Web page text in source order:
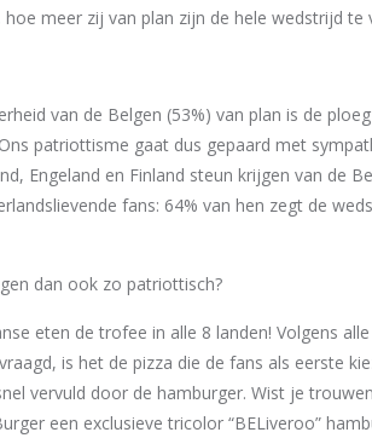
meer zij van plan zijn de hele wedstrijd te
van de Belgen (53%) van plan is de
patriottisme gaat dus gepaard met
Engeland en Finland steun krijgen van de
fans: 64% van hen zegt de
dan ook zo patriottisch?
eten de trofee in alle 8 landen! Volgens
is het de pizza die de fans als eerste
vervuld door de hamburger. Wist je
een exclusieve tricolor “BELiveroo”